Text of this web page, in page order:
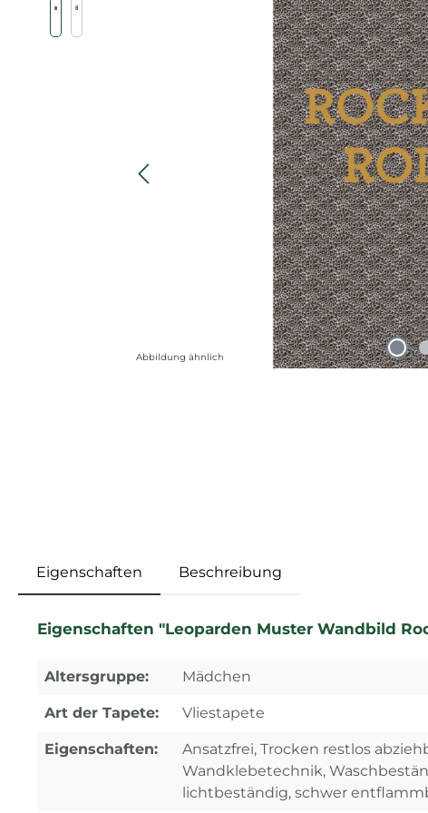
Abbildung ähnlich
Eigenschaften Beschreibung
Eigenschaften "Leoparden Muster Wandbild
Altersgruppe: Mädchen
Art der Tapete: Vliestapete
Eigenschaften:
Ansatzfrei, Trocken restlos
Wandklebetechnik,
lichtbeständig, schwer